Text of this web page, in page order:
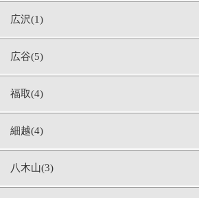
広沢(1)
広谷(5)
福取(4)
細越(4)
八木山(3)